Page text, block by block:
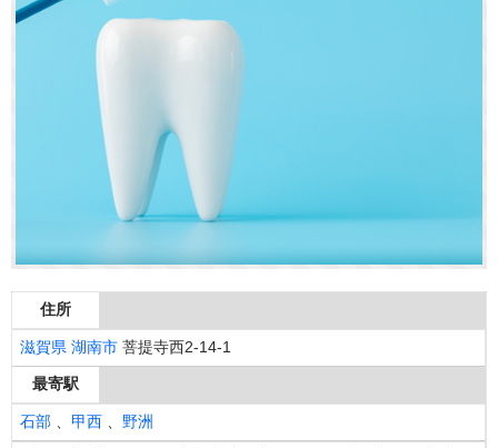
住所
滋賀県 湖南市 菩提寺西2-14-1
最寄駅
石部 甲西 野洲